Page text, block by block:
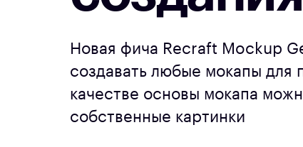
Новая фича Recraft Mockup
создавать любые мокапы для
качестве основы мокапа
собственные картинки